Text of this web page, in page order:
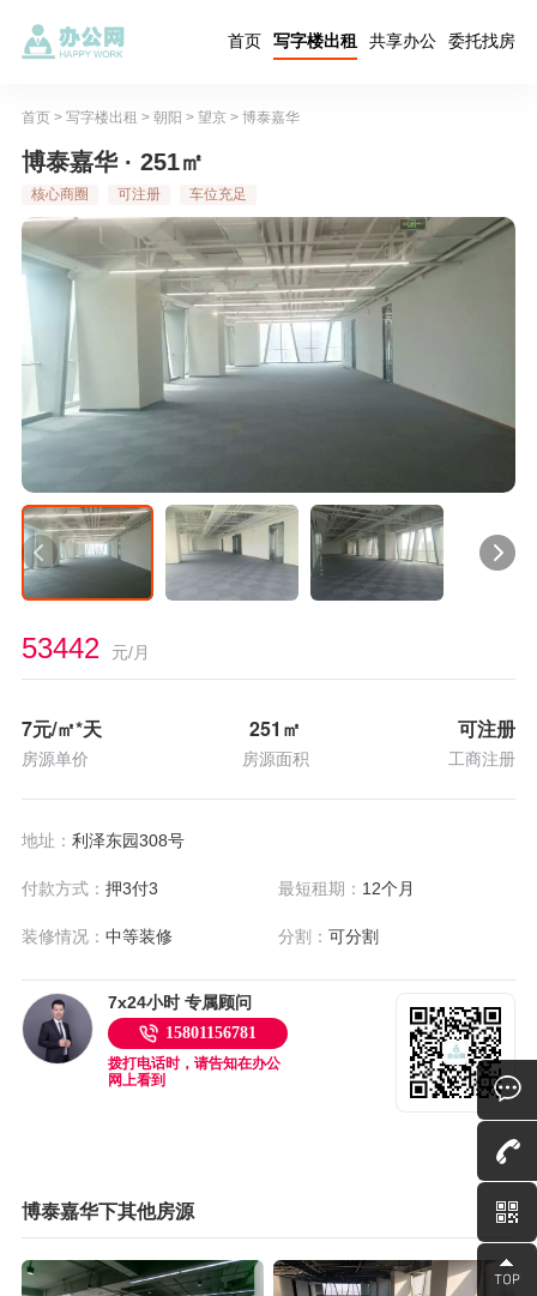
首页 写字楼出租 共享办公 委托找房
首页> 写字楼出租 > 朝阳 > 望京> 博泰嘉华
博泰嘉华 · 251㎡
核心商圈 可注册 车位充足
53442 元/月
7元/㎡*天
房源单价
251 ㎡
房源面积
可注册
工商注册
地址： 利泽东园308号
付款方式： 押3付3 最短租期： 12个月
装修情况： 中等装修 分割：可分割
7x24小时 专属顾问
15801156781
拨打电话时，请告知在办公
网上看到
博泰嘉华下其他房源